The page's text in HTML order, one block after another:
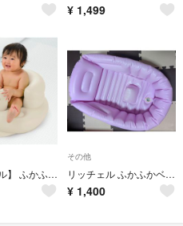
¥ 1,499
【リッチェル】 ふかふかベビーバスチェア 抗菌 ベージュ
その他
リッチェル ふかふかベビーバスW ピンク
¥ 1,400